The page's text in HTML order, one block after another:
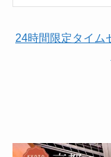
24時間限定タイム